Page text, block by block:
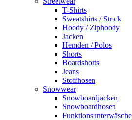
T-Shirts
Sweatshirts / Strick
Hoody / Ziphoody
Jacken
Hemden / Polos
Shorts
Boardshorts
Jeans
Stoffhosen
Snowwear
Snowboardjacken
Snowboardhosen
Funktionsunterwäsche